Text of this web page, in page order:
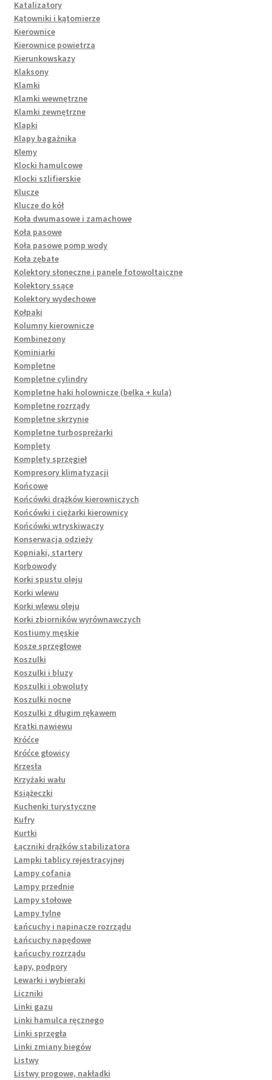
Katalizatory
Kątowniki i kątomierze
Kierownice
Kierownice powietrza
Kierunkowskazy
Klaksony
Klamki
Klamki wewnętrzne
Klamki zewnętrzne
Klapki
Klapy bagażnika
Klemy
Klocki hamulcowe
Klocki szlifierskie
Klucze
Klucze do kół
Koła dwumasowe i zamachowe
Koła pasowe
Koła pasowe pomp wody
Koła zębate
Kolektory słoneczne i panele fotowoltaiczne
Kolektory ssące
Kolektory wydechowe
Kołpaki
Kolumny kierownicze
Kombinezony
Kominiarki
Kompletne
Kompletne cylindry
Kompletne haki holownicze (belka + kula)
Kompletne rozrządy
Kompletne skrzynie
Kompletne turbosprężarki
Komplety
Komplety sprzęgieł
Kompresory klimatyzacji
Końcowe
Końcówki drążków kierowniczych
Końcówki i ciężarki kierownicy
Końcówki wtryskiwaczy
Konserwacja odzieży
Kopniaki, startery
Korbowody
Korki spustu oleju
Korki wlewu
Korki wlewu oleju
Korki zbiorników wyrównawczych
Kostiumy męskie
Kosze sprzęgłowe
Koszulki
Koszulki i bluzy
Koszulki i obwoluty
Koszulki nocne
Koszulki z długim rękawem
Kratki nawiewu
Króćce
Króćce głowicy
Krzesła
Krzyżaki wału
Książeczki
Kuchenki turystyczne
Kufry
Kurtki
Łączniki drążków stabilizatora
Lampki tablicy rejestracyjnej
Lampy cofania
Lampy przednie
Lampy stołowe
Lampy tylne
Łańcuchy i napinacze rozrządu
Łańcuchy napędowe
Łańcuchy rozrządu
Łapy, podpory
Lewarki i wybieraki
Liczniki
Linki gazu
Linki hamulca ręcznego
Linki sprzęgła
Linki zmiany biegów
Listwy
Listwy progowe, nakładki